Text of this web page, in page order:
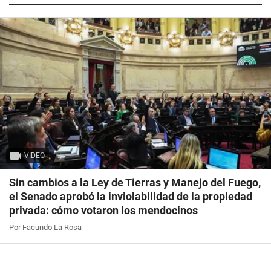
VIDEO
Sin cambios a la Ley de Tierras y Manejo del Fuego,
el Senado aprobó la inviolabilidad de la propiedad
privada: cómo votaron los mendocinos
Por Facundo La Rosa